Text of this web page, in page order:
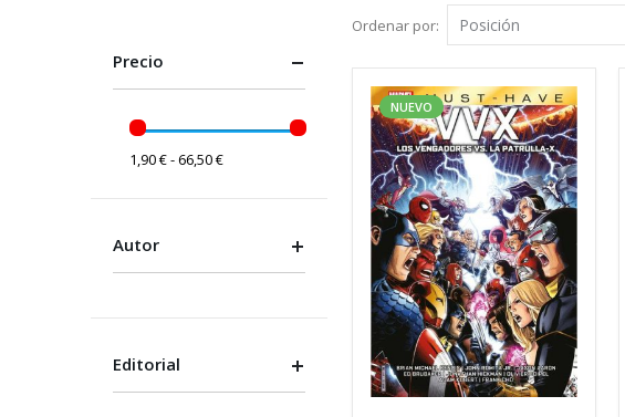
Ordenar por
NUEVO
Precio
1,90 € - 66,50 €
Autor
Editorial